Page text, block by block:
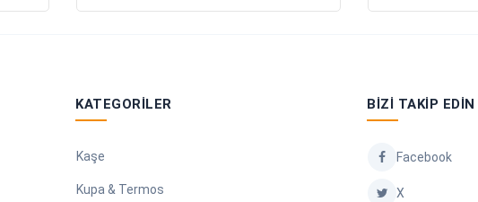
KATEGORILER
Kaşe
Kupa & Termos
BIZI TAKIP EDIN
Facebook
X